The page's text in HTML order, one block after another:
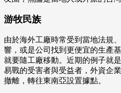
游牧民族
由於海外工廠時常受到當地法規
響，或是公司找到更便宜的生產
就要隨工廠移動。近期的例子就
易戰的受害者與受益者，外資企
撤離，轉往東南亞設置據點。